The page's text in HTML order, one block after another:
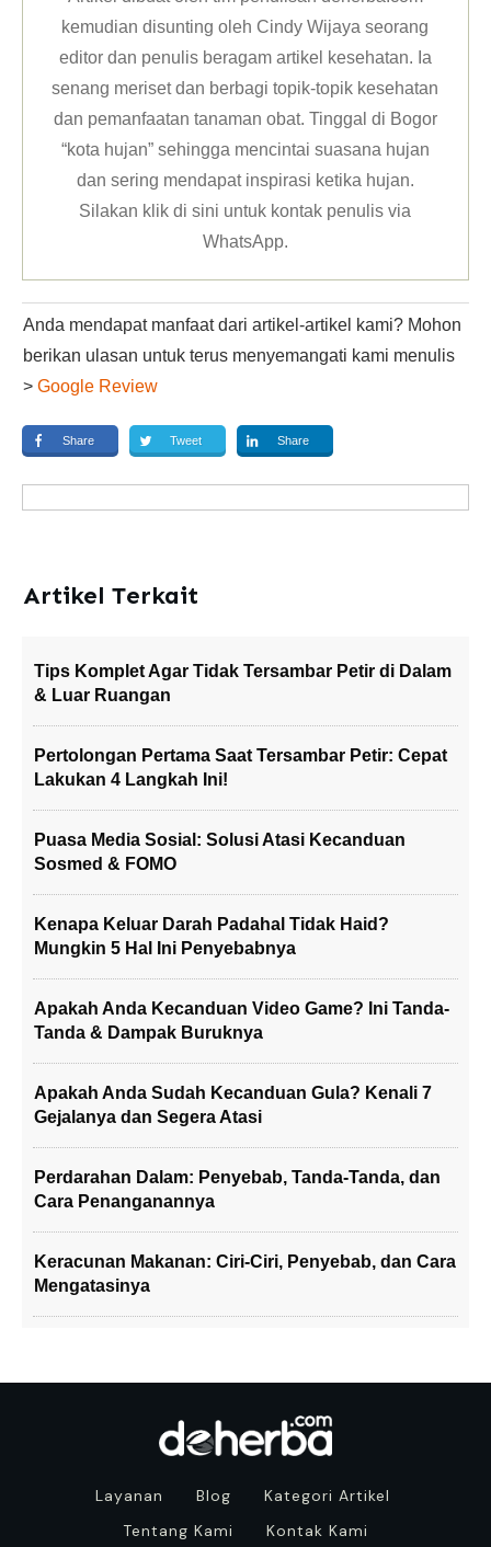
kemudian disunting oleh Cindy Wijaya seorang
editor dan penulis beragam artikel kesehatan. Ia
senang meriset dan berbagi topik-topik kesehatan
dan pemanfaatan tanaman obat. Tinggal di Bogor
“kota hujan” sehingga mencintai suasana hujan
dan sering mendapat inspirasi ketika hujan.
Silakan klikdi sini untuk kontak penulis via
WhatsApp.
Anda mendapat manfaat dari artikel-artikel kami? Mohon
berikan ulasan untuk terus menyemangati kami menulis
> Google Review
Share Tweet Share
Artikel Terkait
Tips Komplet Agar Tidak Tersambar Petir di Dalam
& Luar Ruangan
Pertolongan Pertama Saat Tersambar Petir: Cepat
Lakukan 4 Langkah Ini!
Puasa Media Sosial: Solusi Atasi Kecanduan
Sosmed & FOMO
Kenapa Keluar Darah Padahal Tidak Haid?
Mungkin 5 Hal Ini Penyebabnya
Apakah Anda Kecanduan Video Game? Ini Tanda-
Tanda & Dampak Buruknya
Apakah Anda Sudah Kecanduan Gula? Kenali 7
Gejalanya dan Segera Atasi
Perdarahan Dalam: Penyebab, Tanda-Tanda, dan
Cara Penanganannya
Keracunan Makanan: Ciri-Ciri, Penyebab, dan Cara
Mengatasinya
Layanan Blog
Kategori Artikel
Tentang Kami
Kontak Kami